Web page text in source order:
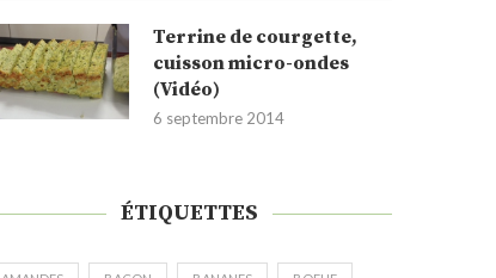
Terrine de courgette,
cuisson micro-ondes
(Vidéo)
6 septembre 2014
ÉTIQUETTES